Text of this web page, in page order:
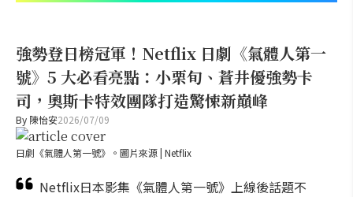
強勢登日榜冠軍！Netflix 日劇《氣體人第一
號》5 大必看亮點：小栗旬、蒼井優強勢卡
司，奧斯卡特效團隊打造驚悚新巔峰
By 陳怡安2026/07/09
日劇《氣體人第一號》。圖片來源 | Netflix
Netflix日本影集《氣體人第一號》上線後話題不